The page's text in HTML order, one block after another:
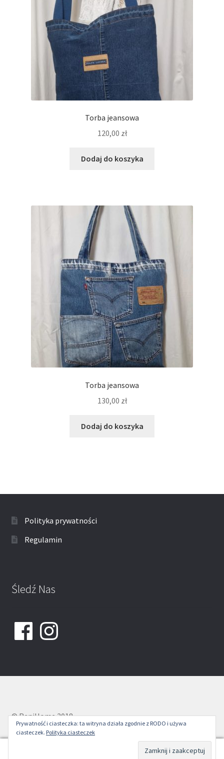
Torba jeansowa
120,00 zł
Dodaj do koszyka
Torba jeansowa
130,00 zł
Dodaj do koszyka
Polityka prywatności
Regulamin
Śledź Nas
FacebookInstagram
© ReniHome 2018
0
Prywatność i ciasteczka: ta witryna działa zgodnie z RODO i używa
ciasteczek. Polityka ciasteczek